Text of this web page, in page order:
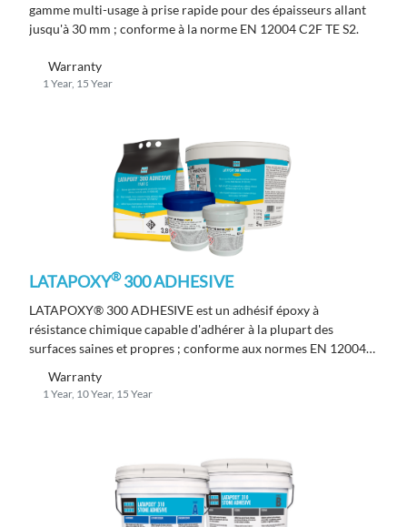
gamme multi-usage à prise rapide pour des épaisseurs allant
jusqu'à 30 mm ; conforme à la norme EN 12004 C2F TE S2.
Warranty
1 Year, 15 Year
LATAPOXY®300 ADHESIVE
LATAPOXY® 300 ADHESIVE est un adhésif époxy à
résistance chimique capable d'adhérer à la plupart des
surfaces saines et propres ; conforme aux normes EN 12004
Warranty
1 Year, 10 Year, 15 Year